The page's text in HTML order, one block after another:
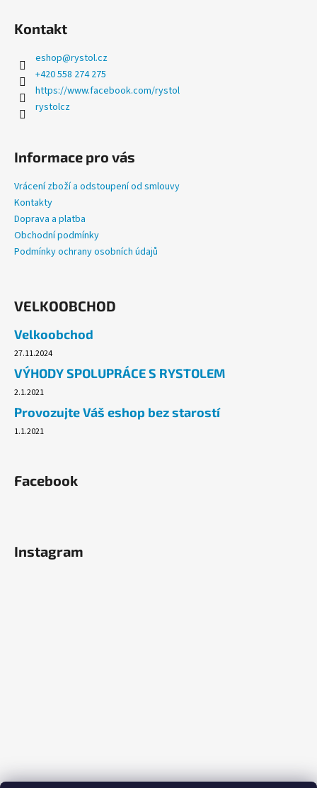
Kontakt
eshop@rystol.cz
+420 558 274 275
https://www.facebook.com/rystol
rystolcz
Informace pro vás
Vrácení zboží a odstoupení od smlouvy
Kontakty
Doprava a platba
Obchodní podmínky
Podmínky ochrany osobních údajů
VELKOOBCHOD
Velkoobchod
27.11.2024
VÝHODY SPOLUPRÁCE S RYSTOLEM
2.1.2021
Provozujte Váš eshop bez starostí
1.1.2021
Facebook
Instagram